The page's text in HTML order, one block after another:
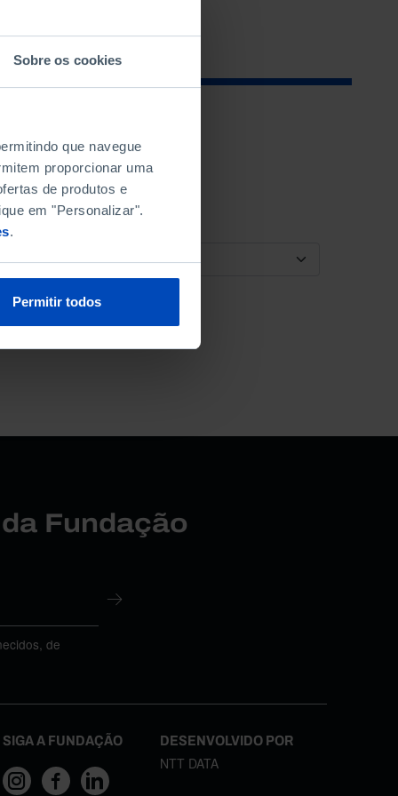
Sobre os cookies
que navegue
proporcionar uma
de produtos e
em "Personalizar".
.
Permitir todos
ORDENAR POR
Fundação
de
SIGA A FUNDAÇÃO DESENVOLVIDO POR
NTT DATA